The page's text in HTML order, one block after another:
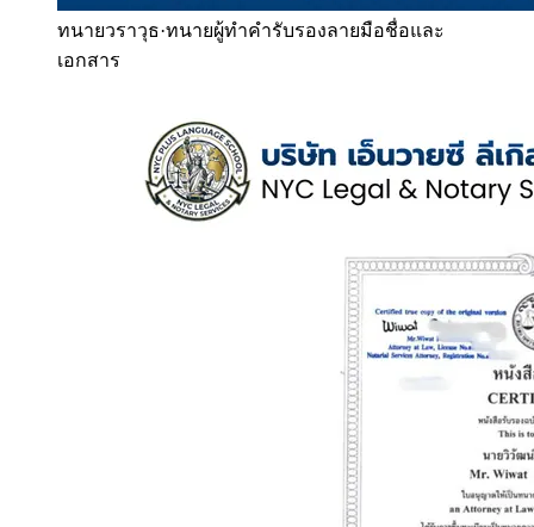
ทนายวราวุธ·ทนายผู้ทำคำรับรองลายมือชื่อและ
เอกสาร